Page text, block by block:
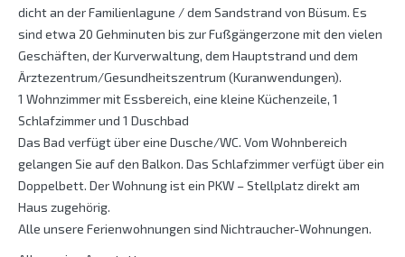
dicht an der Familienlagune / dem Sandstrand von Büsum. Es
sind etwa 20 Gehminuten bis zur Fußgängerzone mit den vielen
Geschäften, der Kurverwaltung, dem Hauptstrand und dem
Ärztezentrum/Gesundheitszentrum (Kuranwendungen).
1 Wohnzimmer mit Essbereich, eine kleine Küchenzeile, 1
Schlafzimmer und 1 Duschbad
Das Bad verfügt über eine Dusche/WC. Vom Wohnbereich
gelangen Sie auf den Balkon. Das Schlafzimmer verfügt über ein
Doppelbett. Der Wohnung ist ein PKW – Stellplatz direkt am
Haus zugehörig.
Alle unsere Ferienwohnungen sind Nichtraucher-Wohnungen.